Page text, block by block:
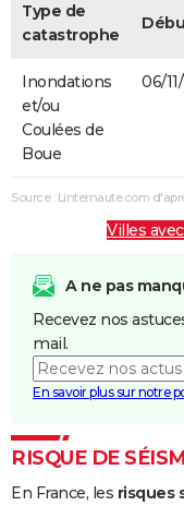
Type de
catastrophe
Inondations
et/ou
Coulées de
Boue
06/
Source : Linternaute.com
Villes
A ne pas
Recevez nos
mail.
En savoir plus sur notre
RISQUE DE
En France, les risques